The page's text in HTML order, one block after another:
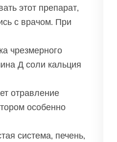
этот препарат,
с врачом. При
чрезмерного
Д соли кальция
отравление
особенно
система, печень,